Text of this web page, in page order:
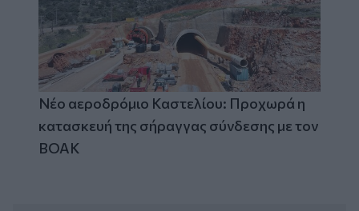
Νέο αεροδρόμιο Καστελίου: Προχωρά η
κατασκευή της σήραγγας σύνδεσης με τον
ΒΟΑΚ